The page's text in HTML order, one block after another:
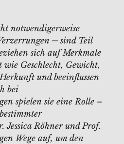
notwendigerweise
─ sind Teil
sich auf Merkmale
Geschlecht, Gewicht,
und beeinflussen
bei
spielen sie eine Rolle –
Jessica Röhner und Prof.
Wege auf, um den